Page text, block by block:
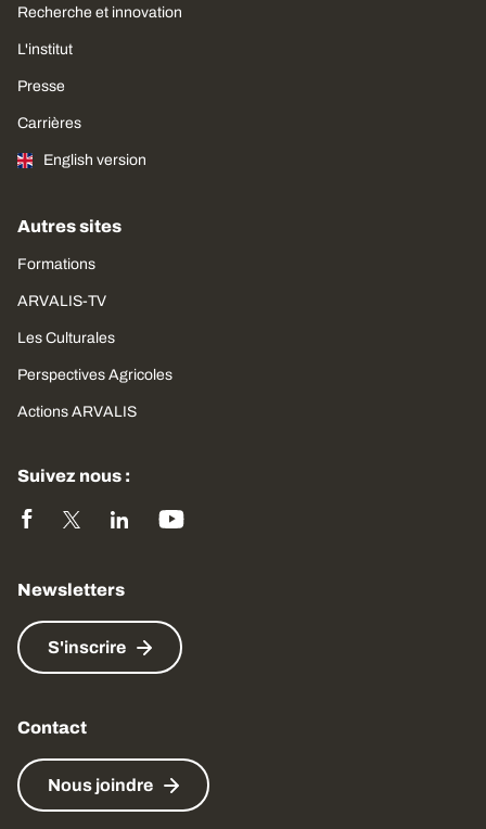
Recherche et innovation
L'institut
Presse
Carrières
English version
Autres sites
Formations
ARVALIS-TV
Les Culturales
Perspectives Agricoles
Actions ARVALIS
Suivez nous :
Newsletters
S'inscrire
Contact
Nous joindre